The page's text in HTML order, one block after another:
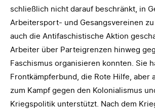
schließlich nicht darauf beschränkt, in
Arbeitersport- und Gesangsvereinen
auch die Antifaschistische Aktion
Arbeiter über Parteigrenzen hinweg
Faschismus organisieren konnten. Sie
Frontkämpferbund, die Rote Hilfe, aber
zum Kampf gegen den Kolonialismus
Kriegspolitik unterstützt. Nach dem